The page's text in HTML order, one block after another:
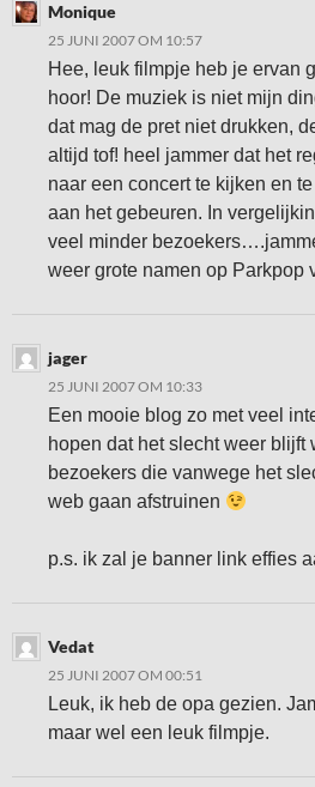
Monique
25 JUNI 2007 OM 10:57
Hee, leuk filmpje heb je ervan
hoor! De muziek is niet mijn
dat mag de pret niet drukken,
altijd tof! heel jammer dat het
naar een concert te kijken en
aan het gebeuren. In
veel minder
weer grote namen op Parkpop
jager
25 JUNI 2007 OM 10:33
Een mooie blog zo met veel
hopen dat het slecht weer blijft
bezoekers die vanwege het
web gaan afstruinen
p.s. ik zal je banner link effies
Vedat
25 JUNI 2007 OM 00:51
Leuk, ik heb de opa gezien.
maar wel een leuk filmpje.